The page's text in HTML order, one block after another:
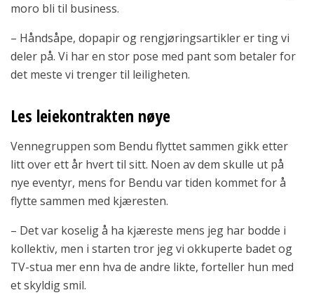
moro bli til business.
– Håndsåpe, dopapir og rengjøringsartikler er ting vi
deler på. Vi har en stor pose med pant som betaler for
det meste vi trenger til leiligheten.
Les leiekontrakten nøye
Vennegruppen som Bendu flyttet sammen gikk etter
litt over ett år hvert til sitt. Noen av dem skulle ut på
nye eventyr, mens for Bendu var tiden kommet for å
flytte sammen med kjæresten.
– Det var koselig å ha kjæreste mens jeg har bodde i
kollektiv, men i starten tror jeg vi okkuperte badet og
TV-stua mer enn hva de andre likte, forteller hun med
et skyldig smil.